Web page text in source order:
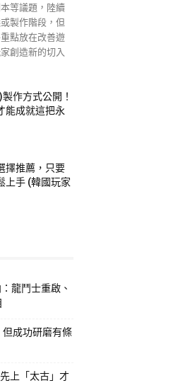
等議題，陸續
製作階段，但
點放在改善遊
創造新的切入
作方式公開！
能成就這把永
擇推薦，只要
上手 (韓國玩家
龍鬥士重啟、
成功研磨有條
上「太古」才